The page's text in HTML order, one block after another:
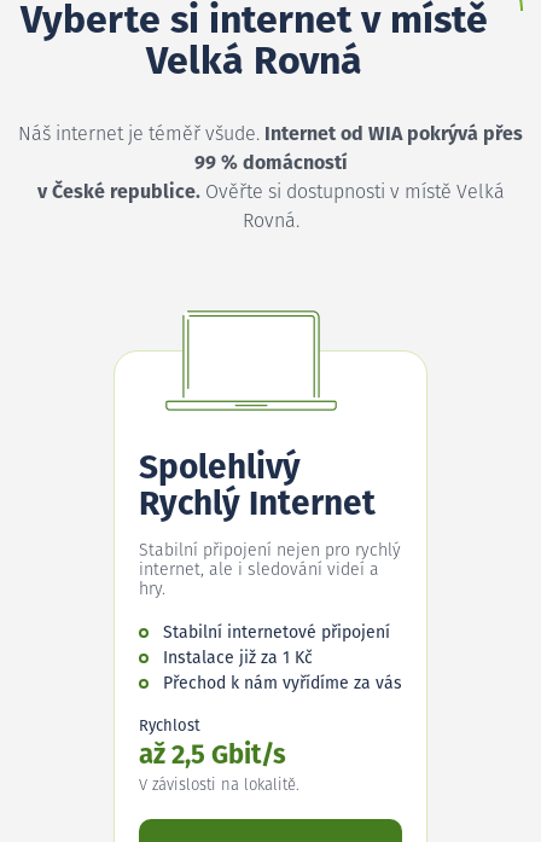
Vyberte si internet v místě
Velká Rovná
Náš internet je téměř všude. Internet od WIA pokrývá přes
99 % domácností
v České republice.Ověřte si dostupnosti v místě Velká
Rovná.
Spolehlivý
Rychlý Internet
Stabilní připojení nejen pro rychlý
internet, ale i sledování videí a
hry.
Stabilní internetové připojení
Instalace již za 1 Kč
Přechod k nám vyřídíme za vás
Rychlost
až 2,5 Gbit/s
V závislosti na lokalitě.